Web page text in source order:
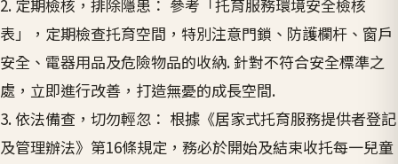
2. 定期檢核，排除隱患： 參考「托育服務環境安全檢核
表」，定期檢查托育空間，特別注意門鎖、防護欄杆、窗戶
安全、電器用品及危險物品的收納. 針對不符合安全標準之
處，立即進行改善，打造無憂的成長空間.
3. 依法備查，切勿輕忽： 根據《居家式托育服務提供者登記
及管理辦法》第16條規定，務必於開始及結束收托每一兒童